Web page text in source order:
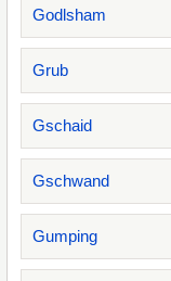
Godlsham
Grub
Gschaid
Gschwand
Gumping